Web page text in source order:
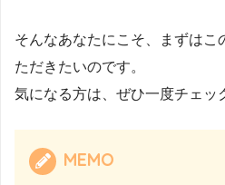
そんなあなたにこそ、まずはこ
ただきたいのです。
気になる方は、ぜひ一度チェッ
MEMO